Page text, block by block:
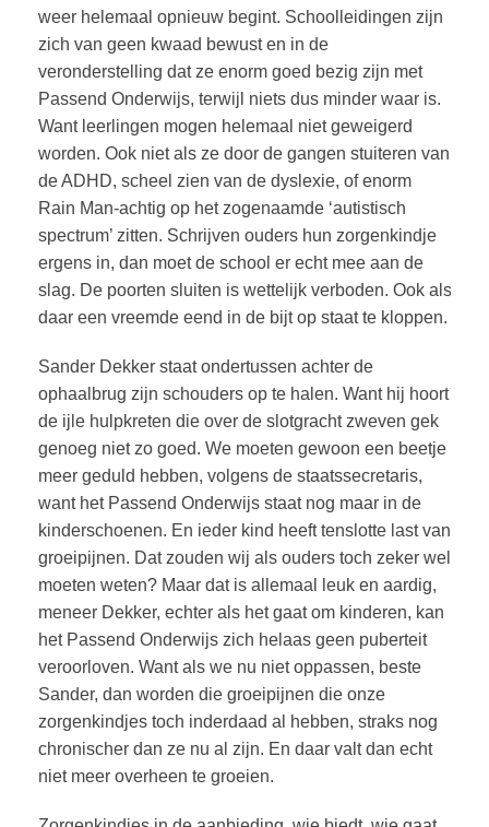
weer helemaal opnieuw begint. Schoolleidingen zijn
zich van geen kwaad bewust en in de
veronderstelling dat ze enorm goed bezig zijn met
Passend Onderwijs, terwijl niets dus minder waar is.
Want leerlingen mogen helemaal niet geweigerd
worden. Ook niet als ze door de gangen stuiteren van
de ADHD, scheel zien van de dyslexie, of enorm
Rain Man-achtig op het zogenaamde ‘autistisch
spectrum’ zitten. Schrijven ouders hun zorgenkindje
ergens in, dan moet de school er echt mee aan de
slag. De poorten sluiten is wettelijk verboden. Ook als
daar een vreemde eend in de bijt op staat te kloppen.
Sander Dekker staat ondertussen achter de
ophaalbrug zijn schouders op te halen. Want hij hoort
de ijle hulpkreten die over de slotgracht zweven gek
genoeg niet zo goed. We moeten gewoon een beetje
meer geduld hebben, volgens de staatssecretaris,
want het Passend Onderwijs staat nog maar in de
kinderschoenen. En ieder kind heeft tenslotte last van
groeipijnen. Dat zouden wij als ouders toch zeker wel
moeten weten? Maar dat is allemaal leuk en aardig,
meneer Dekker, echter als het gaat om kinderen, kan
het Passend Onderwijs zich helaas geen puberteit
veroorloven. Want als we nu niet oppassen, beste
Sander, dan worden die groeipijnen die onze
zorgenkindjes toch inderdaad al hebben, straks nog
chronischer dan ze nu al zijn. En daar valt dan echt
niet meer overheen te groeien.